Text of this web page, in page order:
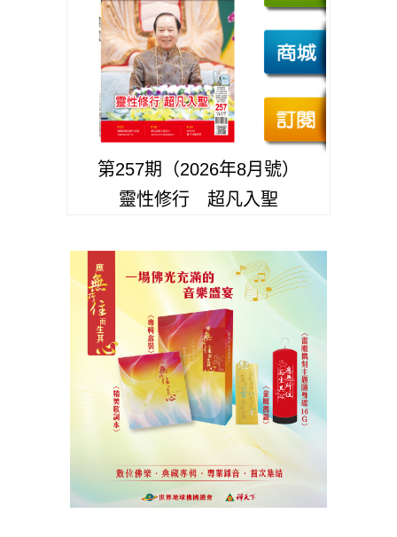
第257期（2026年8月號）
靈性修行 超凡入聖